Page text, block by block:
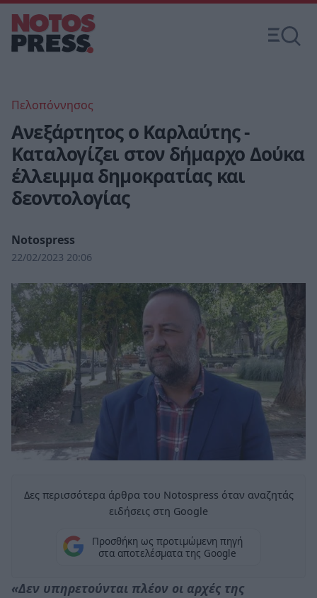
Πελοπόννησος
Ανεξάρτητος ο Καρλαύτης -
Καταλογίζει στον δήμαρχο Δούκα
έλλειμμα δημοκρατίας και
δεοντολογίας
Notospress
22/02/2023 20:06
Δες περισσότερα άρθρα του Notospress όταν αναζητάς
ειδήσεις στη Google
Προσθήκη ως προτιμώμενη πηγή
στα αποτελέσματα της Google
«Δεν υπηρετούνται πλέον οι αρχές της